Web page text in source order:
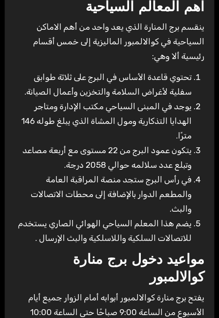
اهم المعالم السياحية
ينقسم برج المنارة الذي يعد واحد من أهم الاماكن
السياحية في كوالالمبور الماليزية إلى خمس أقسام
رئيسية ألا وهي:
تحتوي قاعدة الأساس في البرج على ثلاثة طوابق
سفلية لأغراض السلامة والتخزين وأعمال الصيانة.
يوجد في المبنى السياحي مكتب الإدارة ومتاجر
الهدايا التذكارية ومول المشاة الذي يبلغ طوله 146
مترًا.
يتكون عمود البرج من 22 مستوى مع أربعة مصاعد
وتبلع عدد سلالمه حوالي 2058 درجة.
في رأس البرج ستجد منصة المراقبة العامة
والمطعم الدوار بالإضافة إلى محطات الاتصالات
والبث.
يضم هذا المعلم السياحي الهوائي الصاري يستخدم
للاتصالات السلكية واللاسلكية والبث الإرسال .
مواعيد دخول برج منارة
كوالالمبور
يفتح برج منارة كوالالمبور أبوابه أمام الزوار جميع أيام
الأسبوع من الساعة 9:00 صباحًا حتى الساعة 10:00